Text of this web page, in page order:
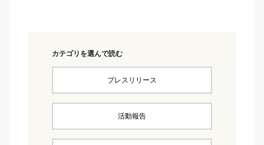
カテゴリを選んで読む
プレスリリース
活動報告